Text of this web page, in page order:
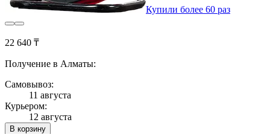
Купили более 60 раз
22 640 ₸
Получение в Алматы:
Самовывоз:
11 августа
Курьером:
12 августа
В корзину